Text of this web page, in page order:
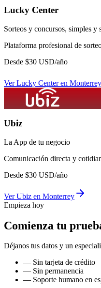
Lucky Center
Sorteos y concursos, simples y
Plataforma profesional de
Desde $30 USD/año
VerLucky Centeren Monterrey
Ubiz
La App de tu negocio
Comunicación directa y
Desde $30 USD/año
VerUbiz en Monterrey
Empieza hoy
Comienza tu
Déjanos tus datos y un
— Sin tarjeta de crédito
— Sin permanencia
— Soporte humano en